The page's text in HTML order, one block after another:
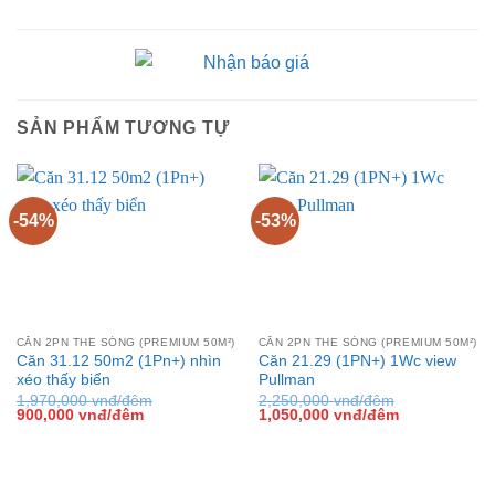
SẢN PHẨM TƯƠNG TỰ
-54%
CĂN 2PN THE SÓNG (PREMIUM 50M²)
Căn 31.12 50m2 (1Pn+) nhìn
xéo thấy biển
1,970,000vnđ/đêm
Giá
900,000 vnđ/đêmGiá
-53%
CĂN 2PN THE SÓNG (PREMIUM 50M²)
Căn 21.29 (1PN+) 1Wc view
Pullman
2,250,000vnđ/đêm
Giá
1,050,000 vnđ/đêmGiá